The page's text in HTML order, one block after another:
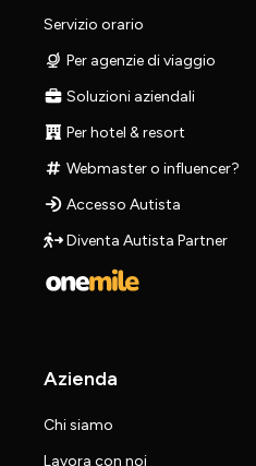
Servizio orario
Per agenzie di viaggio
Soluzioni aziendali
Per hotel & resort
Webmaster o influencer?
Accesso Autista
Diventa Autista Partner
Azienda
Chi siamo
Lavora con noi